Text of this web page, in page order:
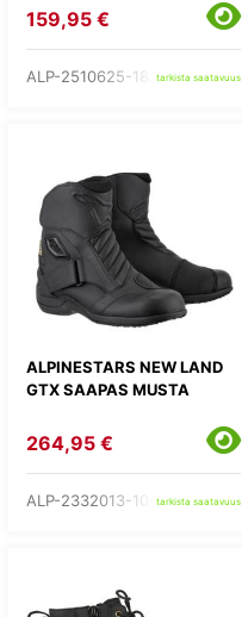
159,95 €
ALP-2510625-1839-tarkista saatavuus
ALPINESTARS NEW LAND
GTX SAAPAS MUSTA
264,95 €
ALP-2332013-10- tarkista saatavuus